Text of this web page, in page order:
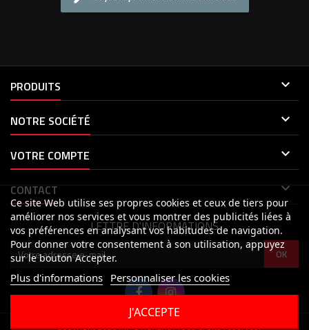
PRODUITS 
NOTRE SOCIÉTÉ 
VOTRE COMPTE 
CONTACT 
Ce site Web utilise ses propres cookies et ceux de tiers pour
améliorer nos services et vous montrer des publicités liées à
vos préférences en analysant vos habitudes de navigation.
Pour donner votre consentement à son utilisation, appuyez
sur le bouton Accepter.
Plus d'informations Personnaliser les cookies
J'ACCEPTE
LETTRE D'INFORMATIONS
© Copyright 2026 MP STICKERS. Tous droits réservés.